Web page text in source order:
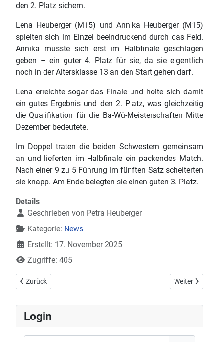
den 2. Platz sichern.
Lena Heuberger (M15) und Annika Heuberger (M15)
spielten sich im Einzel beeindruckend durch das Feld.
Annika musste sich erst im Halbfinale geschlagen
geben – ein guter 4. Platz für sie, da sie eigentlich
noch in der Altersklasse 13 an den Start gehen darf.
Lena erreichte sogar das Finale und holte sich damit
ein gutes Ergebnis und den 2. Platz, was gleichzeitig
die Qualifikation für die Ba-Wü-Meisterschaften Mitte
Dezember bedeutete.
Im Doppel traten die beiden Schwestern gemeinsam
an und lieferten im Halbfinale ein packendes Match.
Nach einer 9 zu 5 Führung im fünften Satz scheiterten
sie knapp. Am Ende belegten sie einen guten 3. Platz.
Details
Geschrieben von Petra Heuberger
Kategorie: News
Erstellt: 17. November 2025
Zugriffe: 405
Vorheriger Beitrag: Damen Regionalliga: DJK Offenburg II - TTC
Zurück Nächster
Weiter
Login